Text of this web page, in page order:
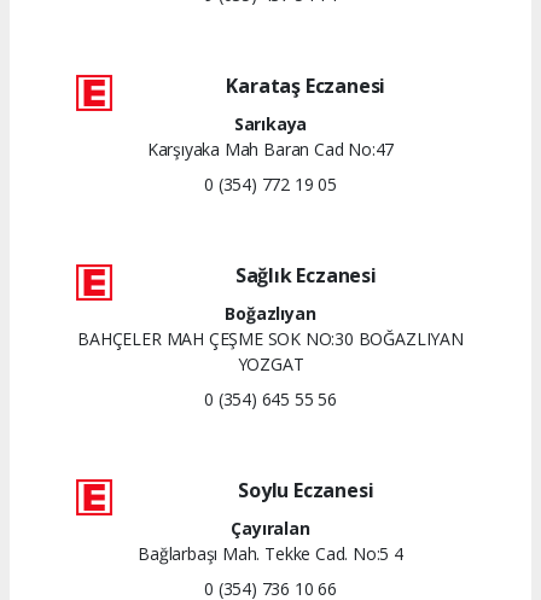
Karataş Eczanesi
Sarıkaya
Karşıyaka Mah Baran Cad No:47
0 (354) 772 19 05
Sağlık Eczanesi
Boğazlıyan
BAHÇELER MAH ÇEŞME SOK NO:30 BOĞAZLIYAN
YOZGAT
0 (354) 645 55 56
Soylu Eczanesi
Çayıralan
Bağlarbaşı Mah. Tekke Cad. No:5 4
0 (354) 736 10 66